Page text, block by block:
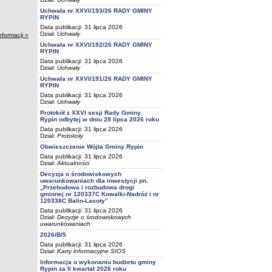
»
Uchwała nr XXVI/193/26 RADY GMINY
RYPIN
Data publikacji: 31 lipca 2026
Dział: Uchwały
Uchwała nr XXVI/192/26 RADY GMINY
RYPIN
Data publikacji: 31 lipca 2026
Dział: Uchwały
Uchwała nr XXVI/191/26 RADY GMINY
RYPIN
Data publikacji: 31 lipca 2026
Dział: Uchwały
Protokół z XXVI sesji Rady Gminy
Rypin odbytej w dniu 28 lipca 2026 roku
Data publikacji: 31 lipca 2026
Dział: Protokoły
Obwieszczenie Wójta Gminy Rypin
Data publikacji: 31 lipca 2026
Dział: Aktualności
Decyzja o środowiskowych
uwarunkowaniach dla inwestycji pn.
„Przebudowa i rozbudowa drogi
gminnej nr 120337C Kowalki-Nadróż i nr
120338C Balin-Lasoty”
Data publikacji: 31 lipca 2026
Dział: Decyzje o środowiskowych
uwarunkowaniach
2026/B/5
Data publikacji: 31 lipca 2026
Dział: Karty informacyjne SIOS
Informacja o wykonaniu budżetu gminy
Rypin za II kwartał 2026 roku